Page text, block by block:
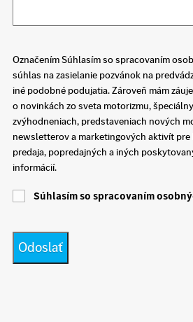
Označením Súhlasím so spracovaním
súhlas na zasielanie pozvánok na
iné podobné podujatia. Zároveň mám
o novinkách zo sveta motorizmu,
zvýhodneniach, predstaveniach nových
newsletterov a marketingových aktivít
predaja, popredajných a iných
informácií.
Súhlasím so spracovaním